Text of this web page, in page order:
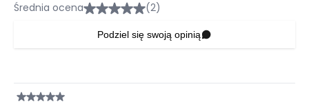
Średnia ocena (2)
Podziel się swoją opinią